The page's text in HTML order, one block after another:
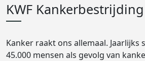
KWF Kankerbestrijding
Kanker raakt ons allemaal. Jaarlijks
45.000 mensen als gevolg van